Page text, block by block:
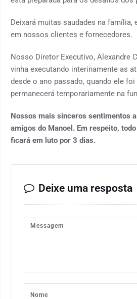
Deixará muitas saudades na família,
em nossos clientes e fornecedores.
Nosso Diretor Executivo, Alexandre
vinha executando interinamente as
desde o ano passado, quando ele foi
permanecerá temporariamente na
Nossos mais sinceros sentimentos
amigos do Manoel. Em respeito,
ficará em luto por 3 dias.
Deixe uma resposta